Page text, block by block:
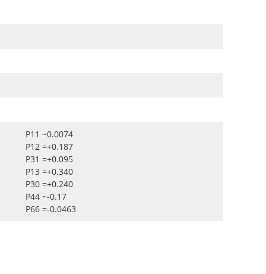
P11 ~0.0074
P12 =+0.187
P31 =+0.095
P13 =+0.340
P30 =+0.240
P44 ~-0.17
P66 =-0.0463